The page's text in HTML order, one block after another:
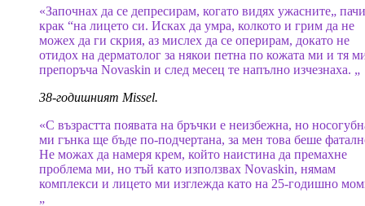
«Започнах да се депресирам, когато видях ужасните„ пачи
крак “на лицето си. Исках да умра, колкото и грим да не
можех да ги скрия, аз мислех да се оперирам, докато не
отидох на дерматолог за някои петна по кожата ми и тя
препоръча Novaskin и след месец те напълно изчезнаха. „
38-годишният Missel.
«С възрастта появата на бръчки е неизбежна, но
ми гънка ще бъде по-подчертана, за мен това беше
Не можах да намеря крем, който наистина да премахне
проблема ми, но тъй като използвах Novaskin, нямам
комплекси и лицето ми изглежда като на 25-годишно
„